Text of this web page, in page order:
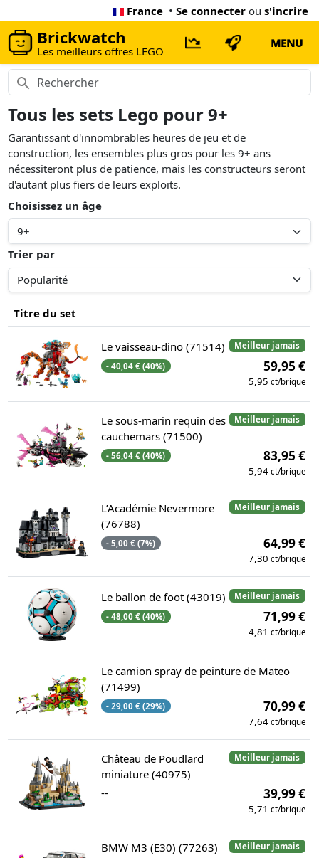
France • Se connecter ou s'incrire
Brickwatch
Les meilleurs offres LEGO
MENU
Tous les sets Lego pour 9+
Garantissant d'innombrables heures de jeu et de
construction, les ensembles plus gros pour les 9+ ans
nécessiteront plus de patience, mais les constructeurs seront
d'autant plus fiers de leurs exploits.
Choisissez un âge
Trier par
Titre du set
Meilleur jamais
Le vaisseau-dino (71514)
- 40,04 € (40%) 59,95 €
5,95 ct/brique
Meilleur jamais
Le sous-marin requin des
cauchemars (71500)
- 56,04 € (40%) 83,95 €
5,94 ct/brique
Meilleur jamais
L’Académie Nevermore
(76788)
- 5,00 € (7%) 64,99 €
7,30 ct/brique
Meilleur jamais
Le ballon de foot (43019)
- 48,00 € (40%) 71,99 €
4,81 ct/brique
Le camion spray de peinture de Mateo
(71499)
- 29,00 € (29%) 70,99 €
7,64 ct/brique
Meilleur jamais
Château de Poudlard
miniature (40975)
--
39,99 €
5,71 ct/brique
Meilleur jamais
BMW M3 (E30) (77263)